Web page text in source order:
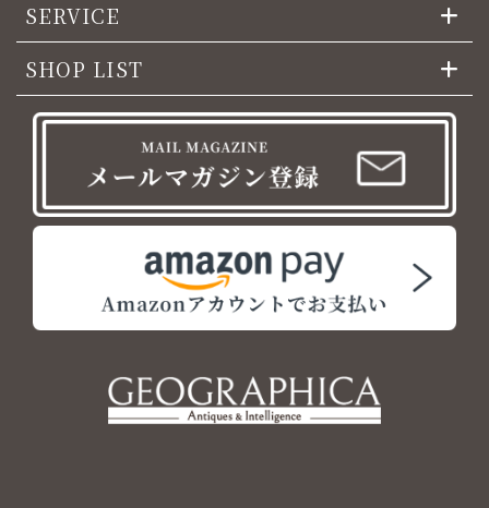
SERVICE
SHOP LIST